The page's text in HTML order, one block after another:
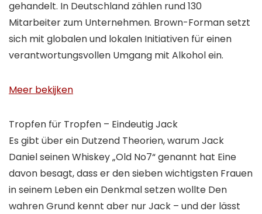
gehandelt. In Deutschland zählen rund 130
Mitarbeiter zum Unternehmen. Brown-Forman setzt
sich mit globalen und lokalen Initiativen für einen
verantwortungsvollen Umgang mit Alkohol ein.
Meer bekijken
Tropfen für Tropfen – Eindeutig Jack
Es gibt über ein Dutzend Theorien, warum Jack
Daniel seinen Whiskey „Old No7“ genannt hat Eine
davon besagt, dass er den sieben wichtigsten Frauen
in seinem Leben ein Denkmal setzen wollte Den
wahren Grund kennt aber nur Jack – und der lässt